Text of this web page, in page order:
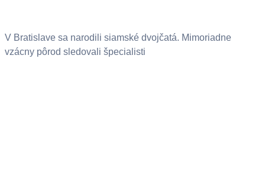
V Bratislave sa narodili siamské dvojčatá. Mimoriadne
vzácny pôrod sledovali špecialisti